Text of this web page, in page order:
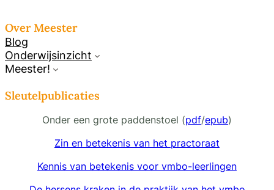
Over Meester
Blog
Onderwijsinzicht
Meester!
Sleutelpublicaties
Onder een grote paddenstoel (pdf/epub)
Zin en betekenis van het practoraat
Kennis van betekenis voor vmbo-leerlingen